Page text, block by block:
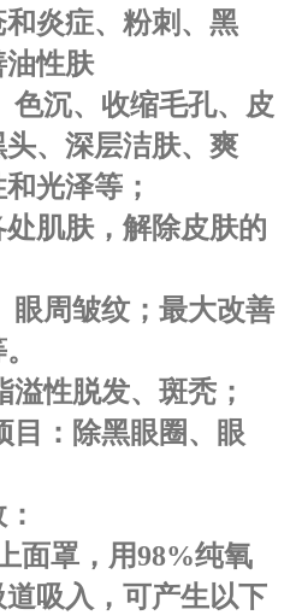
炎症、粉刺、黑
油性肤
色沉、收缩毛孔、皮
、深层洁肤、爽
光泽等；
肌肤，解除皮肤的
眼周皱纹；最大改善
性脱发、斑秃；
目：除黑眼圈、眼
面罩，用98%纯氧
吸入，可产生以下